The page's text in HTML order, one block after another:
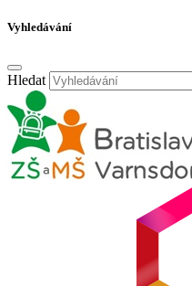
Vyhledávání
Hledat